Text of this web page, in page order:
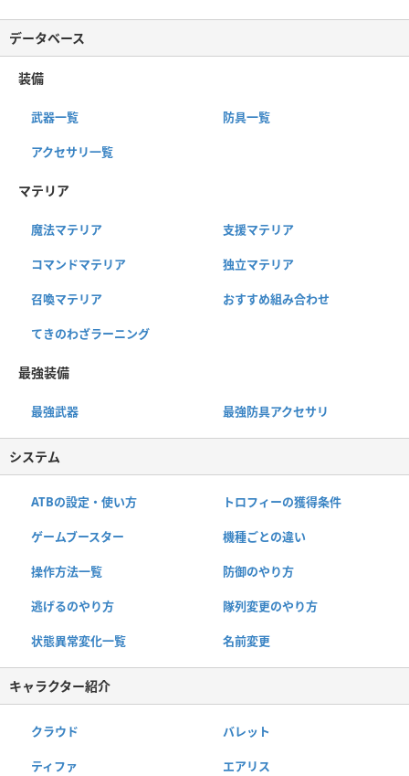
データベース
装備
武器一覧 防具一覧
アクセサリ一覧
マテリア
魔法マテリア 支援マテリア
コマンドマテリア 独立マテリア
召喚マテリア おすすめ組み合わせ
てきのわざラーニング
最強装備
最強武器 最強防具アクセサリ
システム
ATBの設定・使い方 トロフィーの獲得条件
ゲームブースター 機種ごとの違い
操作方法一覧 防御のやり方
逃げるのやり方 隊列変更のやり方
状態異常変化一覧 名前変更
キャラクター紹介
クラウド バレット
ティファ エアリス